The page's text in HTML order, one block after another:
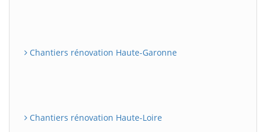
Chantiers rénovation Haute-Garonne
Chantiers rénovation Haute-Loire